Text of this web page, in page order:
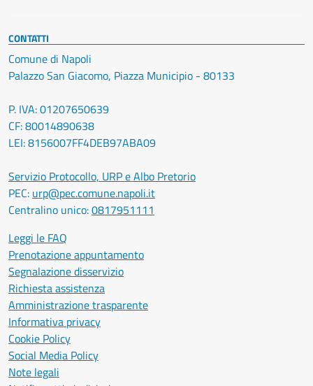
CONTATTI
Comune di Napoli
Palazzo San Giacomo, Piazza Municipio - 80133
P. IVA: 01207650639
CF: 80014890638
LEI: 8156007FF4DEB97ABA09
Servizio Protocollo, URP e Albo Pretorio
PEC: urp@pec.comune.napoli.it
Centralino unico:0817951111
Leggi le FAQ
Prenotazione appuntamento
Segnalazione disservizio
Richiesta assistenza
Amministrazione trasparente
Informativa privacy
Cookie Policy
Social Media Policy
Note legali